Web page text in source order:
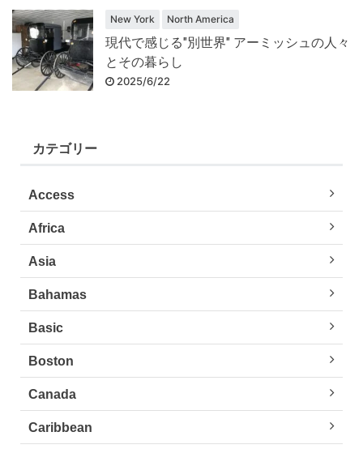
New York North America
現代で感じる"別世界" アーミッシュの人々
とその暮らし
2025/6/22
カテゴリー
Access
Africa
Asia
Bahamas
Basic
Boston
Canada
Caribbean